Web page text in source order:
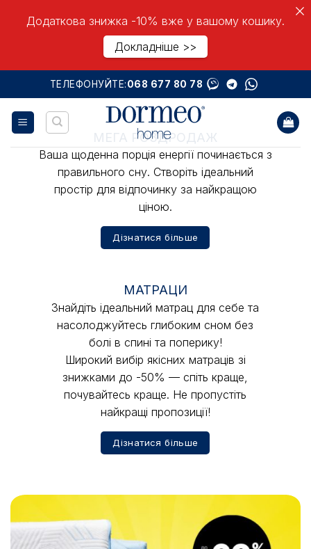
Додаткова знижка -10% вже у вашому кошику.
Докладніше >>
to
content
ТЕЛЕФОНУЙТЕ:068 677 80 78
МЕГА РОЗДРОДАЖ
Ваша щоденна порція енергії починається з
правильного сну. Створіть ідеальний
простір для відпочинку за найкращою
ціною.
Дізнатися більше
МАТРАЦИ
Знайдіть ідеальний матрац для себе та
насолоджуйтесь глибоким сном без
болі в спині та поперику!
Широкий вибір якісних матраців зі
знижками до -50% — спіть краще,
почувайтесь краще. Не пропустіть
найкращі пропозиції!
Дізнатися більше